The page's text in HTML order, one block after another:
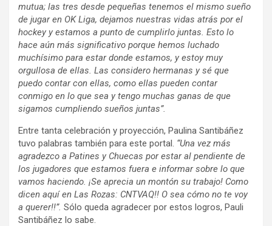
mutua; las tres desde pequeñas tenemos el mismo sueño
de jugar en OK Liga, dejamos nuestras vidas atrás por el
hockey y estamos a punto de cumplirlo juntas. Esto lo
hace aún más significativo porque hemos luchado
muchísimo para estar donde estamos, y estoy muy
orgullosa de ellas. Las considero hermanas y sé que
puedo contar con ellas, como ellas pueden contar
conmigo en lo que sea y tengo muchas ganas de que
sigamos cumpliendo sueños juntas”.
Entre tanta celebración y proyección, Paulina Santibáñez
tuvo palabras también para este portal. “Una vez más
agradezco a Patines y Chuecas por estar al pendiente de
los jugadores que estamos fuera e informar sobre lo que
vamos haciendo. ¡Se aprecia un montón su trabajo! Como
dicen aquí en Las Rozas: CNTVAQ!! O sea cómo no te voy
a querer!!”. Sólo queda agradecer por estos logros, Pauli
Santibáñez lo sabe.